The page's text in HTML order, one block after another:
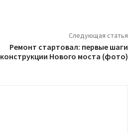
Следующая статья
Ремонт стартовал: первые шаги
Нового моста (фото)